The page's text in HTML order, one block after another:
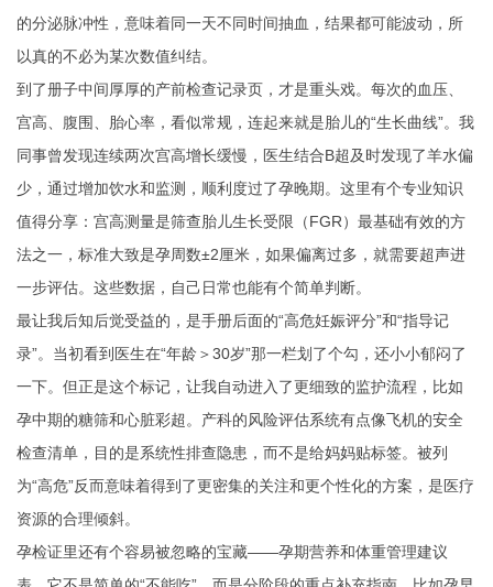
的分泌脉冲性，意味着同一天不同时间抽血，结果都可能波动，所
以真的不必为某次数值纠结。
到了册子中间厚厚的产前检查记录页，才是重头戏。每次的血压、
宫高、腹围、胎心率，看似常规，连起来就是胎儿的“生长曲线”。我
同事曾发现连续两次宫高增长缓慢，医生结合B超及时发现了羊水偏
少，通过增加饮水和监测，顺利度过了孕晚期。这里有个专业知识
值得分享：宫高测量是筛查胎儿生长受限（FGR）最基础有效的方
法之一，标准大致是孕周数±2厘米，如果偏离过多，就需要超声进
一步评估。这些数据，自己日常也能有个简单判断。
最让我后知后觉受益的，是手册后面的“高危妊娠评分”和“指导记
录”。当初看到医生在“年龄＞30岁”那一栏划了个勾，还小小郁闷了
一下。但正是这个标记，让我自动进入了更细致的监护流程，比如
孕中期的糖筛和心脏彩超。产科的风险评估系统有点像飞机的安全
检查清单，目的是系统性排查隐患，而不是给妈妈贴标签。被列
为“高危”反而意味着得到了更密集的关注和更个性化的方案，是医疗
资源的合理倾斜。
孕检证里还有个容易被忽略的宝藏——孕期营养和体重管理建议